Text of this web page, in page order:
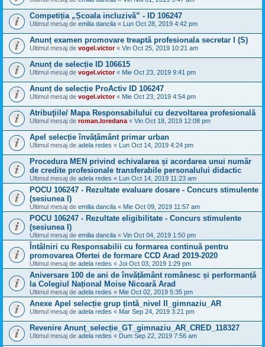
Competiția „Școala incluzivă” - ID 106247
Ultimul mesaj de emilia dancila « Lun Oct 28, 2019 4:42 pm
Anunț examen promovare treaptă profesionala secretar I (S)
Ultimul mesaj de vogel.victor« Vin Oct 25, 2019 10:21 am
Anunț de selecție ID 106615
Ultimul mesaj de vogel.victor« Mie Oct 23, 2019 9:41 pm
Anunț de selecție ProActiv ID 106247
Ultimul mesaj de vogel.victor« Mie Oct 23, 2019 4:54 pm
Atribuţiile/ Mapa Responsabilului cu dezvoltarea profesională
Ultimul mesaj de roman.loredana « Vin Oct 18, 2019 12:08 pm
Apel selecție învățământ primar urban
Ultimul mesaj de adela redes « Lun Oct 14, 2019 4:24 pm
Procedura MEN privind echivalarea și acordarea unui număr
de credite profesionale transferabile personalului didactic
Ultimul mesaj de adela redes « Lun Oct 14, 2019 11:23 am
POCU 106247 - Rezultate evaluare dosare - Concurs stimulente
(sesiunea I)
Ultimul mesaj de emilia dancila « Mie Oct 09, 2019 11:57 am
POCU 106247 - Rezultate eligibilitate - Concurs stimulente
(sesiunea I)
Ultimul mesaj de emilia dancila « Vin Oct 04, 2019 1:50 pm
Întâlniri cu Responsabilii cu formarea continuă pentru
promovarea Ofertei de formare CCD Arad 2019-2020
Ultimul mesaj de adela redes « Joi Oct 03, 2019 1:29 pm
Aniversare 100 de ani de învățământ românesc și performanță
la Colegiul Național Moise Nicoară Arad
Ultimul mesaj de adela redes « Mie Oct 02, 2019 5:35 pm
Anexe Apel selecție grup țintă_nivel II_gimnaziu_AR
Ultimul mesaj de adela redes « Mar Sep 24, 2019 3:21 pm
Revenire Anunț_selecție_GT_gimnaziu_AR_CRED_118327
Ultimul mesaj de adela redes « Dum Sep 22, 2019 7:56 am